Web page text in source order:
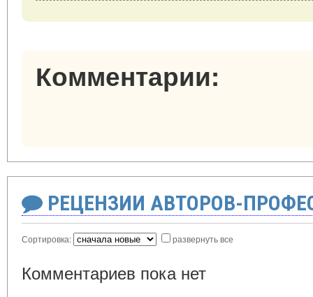
Комментарии:
РЕЦЕНЗИИ АВТОРОВ-
Сортировка: развернуть все
Комментариев пока нет